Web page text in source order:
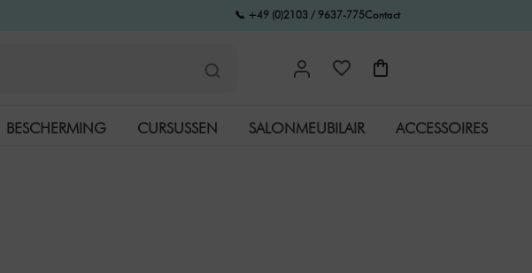
📞 +49 (0)2103 / 9637-775Contact
BESCHERMING CURSUSSEN SALONMEUBILAIR ACCESSOIRES